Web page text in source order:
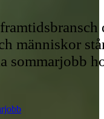
människor
sommarjobb